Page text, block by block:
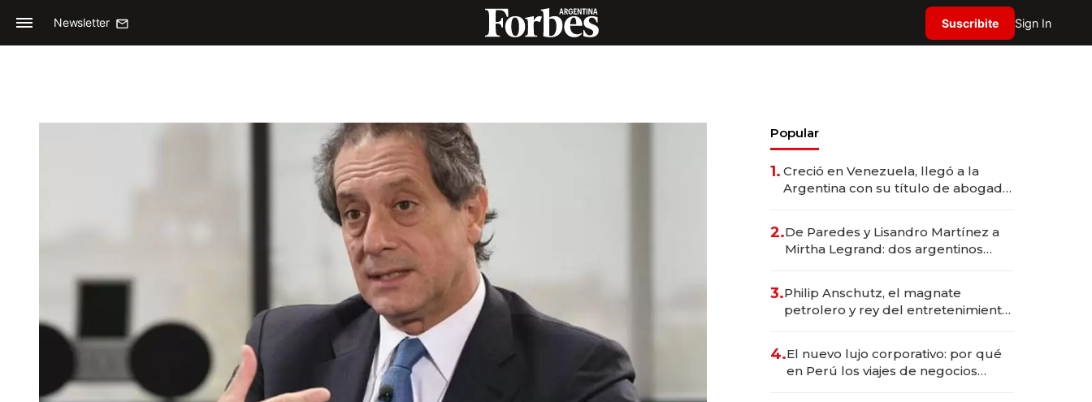
Newsletter Suscribite Sign In
Popular
1. Creció en Venezuela, llegó a la
Argentina con su título de abogado
marcas "fast premium"
2.De Paredes y Lisandro Martínez a
Mirtha Legrand: dos argentinos
3.Philip Anschutz, el magnate
petrolero y rey del entretenimiento
4.El nuevo lujo corporativo: por qué
en Perú los viajes de negocios